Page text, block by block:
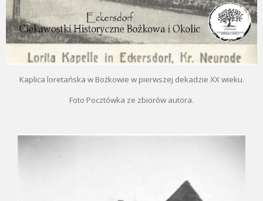
Kaplica loretańska w Bożkowie w pierwszej dekadzie XX wieku.
Foto Pocztówka ze zbiorów autora.